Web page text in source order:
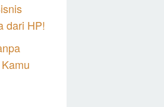
dari HP!